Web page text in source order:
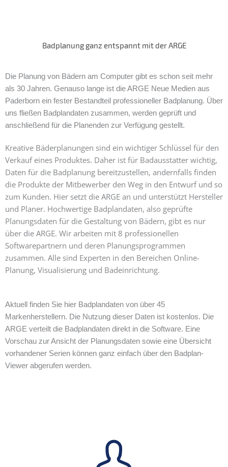
Badplanung ganz entspannt mit der ARGE
Die Planung von Bädern am Computer gibt es schon seit mehr
als 30 Jahren. Genauso lange ist die ARGE Neue Medien aus
Paderborn ein fester Bestandteil professioneller Badplanung. Über
uns fließen Badplandaten zusammen, werden geprüft und
anschließend für die Planenden zur Verfügung gestellt.
Kreative Bäderplanungen sind ein wichtiger Schlüssel für den
Verkauf eines Produktes. Daher ist für Badausstatter wichtig,
Daten für die Badplanung bereitzustellen, andernfalls finden
die Produkte der Mitbewerber den Weg in den Entwurf und so
zum Kunden. Hier setzt die ARGE an und unterstützt Hersteller
und Planer. Hochwertige Badplandaten, also geprüfte
Planungsdaten für die Gestaltung von Bädern, gibt es nur
über die ARGE. Wir arbeiten mit 8 professionellen
Softwarepartnern und deren Planungsprogrammen
zusammen. Alle sind Experten in den Bereichen Online-
Planung, Visualisierung und Badeinrichtung.
Aktuell finden Sie hier Badplandaten von über 45
Markenherstellern. Die Nutzung dieser Daten ist kostenlos. Die
ARGE verteilt die Badplandaten direkt in die Software. Eine
Vorschau zur Ansicht der Planungsdaten sowie eine Übersicht
vorhandener Serien können ganz einfach über den Badplan-
Viewer abgerufen werden.